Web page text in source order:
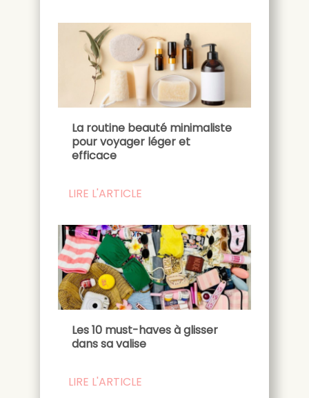
La routine beauté minimaliste
pour voyager léger et
efficace
LIRE L'ARTICLE
Les 10 must-haves à glisser
dans sa valise
LIRE L'ARTICLE